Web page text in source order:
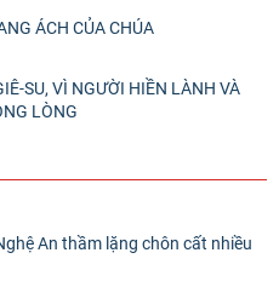
ÁCH CỦA CHÚA
SU, VÌ NGƯỜI HIỀN LÀNH VÀ
LÒNG
An thầm lặng chôn cất nhiều